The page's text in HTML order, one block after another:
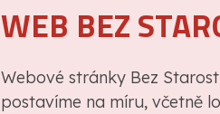
WEB BEZ
Webové stránky Bez
postavíme na míru, včetně